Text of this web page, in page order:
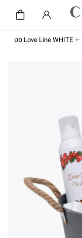
Love Line WHITE סט